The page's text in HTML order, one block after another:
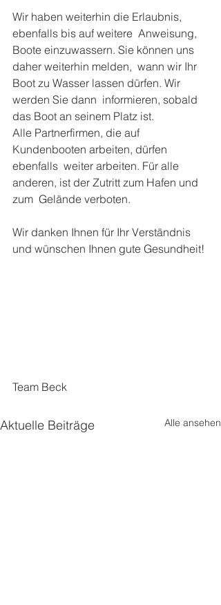
Wir haben weiterhin die Erlaubnis,
ebenfalls bis auf weitere  Anweisung,
Boote einzuwassern. Sie können uns
daher weiterhin melden,  wann wir Ihr
Boot zu Wasser lassen dürfen. Wir
werden Sie dann  informieren, sobald
das Boot an seinem Platz ist.
Alle Partnerfirmen, die auf
Kundenbooten arbeiten, dürfen
ebenfalls  weiter arbeiten. Für alle
anderen, ist der Zutritt zum Hafen und
zum  Gelände verboten.
Wir danken Ihnen für Ihr Verständnis
und wünschen Ihnen gute Gesundheit!
Team Beck
Aktuelle Beiträge Alle ansehen